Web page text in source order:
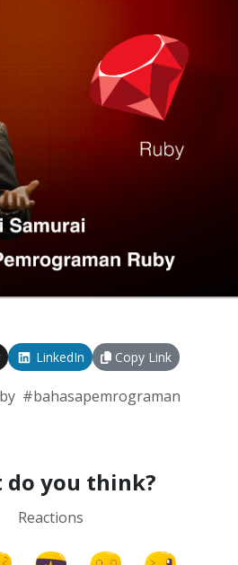
LinkedIn Copy Link
#bahasapemrograman
do you think?
Reactions